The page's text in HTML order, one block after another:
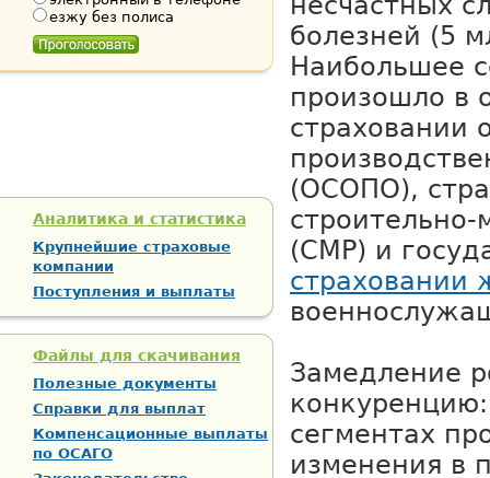
болезней (5
Наибольшее
произошло в
страховании
(ОСОПО),
(СМР) и
страховании
Замедление
сегментах
изменения в
езжу без полиса
Аналитика и статистика
Крупнейшие страховые
компании
Поступления и выплаты
Файлы для скачивания
Полезные документы
Справки для выплат
Компенсационные выплаты
по ОСАГО